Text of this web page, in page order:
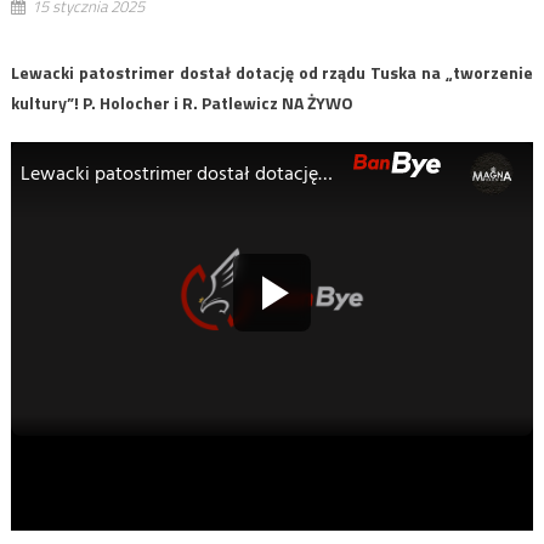
15 stycznia 2025
Lewacki patostrimer dostał dotację od rządu Tuska na „tworzenie
kultury”! P. Holocher i R. Patlewicz NA ŻYWO